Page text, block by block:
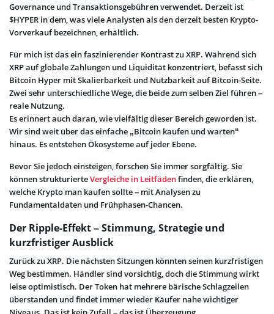
Governance und Transaktionsgebühren verwendet. Derzeit ist
$HYPER in dem, was viele Analysten als den derzeit besten Krypto-
Vorverkauf bezeichnen, erhältlich.
Für mich ist das ein faszinierender Kontrast zu XRP. Während sich
XRP auf globale Zahlungen und Liquidität konzentriert, befasst sich
Bitcoin Hyper mit Skalierbarkeit und Nutzbarkeit auf Bitcoin-Seite.
Zwei sehr unterschiedliche Wege, die beide zum selben Ziel führen –
reale Nutzung.
Es erinnert auch daran, wie vielfältig dieser Bereich geworden ist.
Wir sind weit über das einfache „Bitcoin kaufen und warten“
hinaus. Es entstehen Ökosysteme auf jeder Ebene.
Bevor Sie jedoch einsteigen, forschen Sie immer sorgfältig. Sie
können strukturierteVergleiche in Leitfädenfinden, die erklären,
welche Krypto man kaufen sollte – mit Analysen zu
Fundamentaldaten und Frühphasen-Chancen.
Der Ripple-Effekt – Stimmung, Strategie und
kurzfristiger Ausblick
Zurück zu XRP. Die nächsten Sitzungen könnten seinen kurzfristigen
Weg bestimmen. Händler sind vorsichtig, doch die Stimmung wirkt
leise optimistisch. Der Token hat mehrere bärische Schlagzeilen
überstanden und findet immer wieder Käufer nahe wichtiger